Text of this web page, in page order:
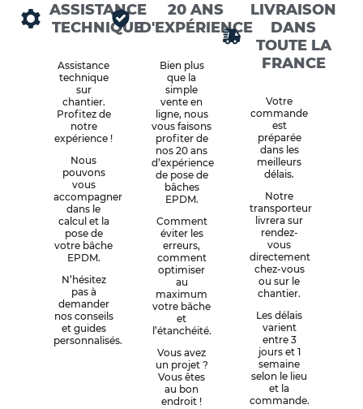
ASSISTANCE
TECHNIQUE
Assistance
technique
sur
chantier.
Profitez de
notre
expérience !
Nous
pouvons
vous
accompagner
dans le
calcul et la
pose de
votre bâche
EPDM.
N’hésitez
pas à
demander
nos conseils
et guides
personnalisés.
20 ANS
D'EXPÉRIENCE
Bien plus
que la
simple
vente en
ligne, nous
vous faisons
profiter de
nos 20 ans
d’expérience
de pose de
bâches
EPDM.
Comment
éviter les
erreurs,
comment
optimiser
au
maximum
votre bâche
et
l’étanchéité.
Vous avez
un projet ?
Vous êtes
au bon
endroit !
LIVRAISON
DANS
TOUTE LA
FRANCE
Votre
commande
est
préparée
dans les
meilleurs
délais.
Notre
transporteur
livrera sur
rendez-
vous
directement
chez-vous
ou sur le
chantier.
Les délais
varient
entre 3
jours et 1
semaine
selon le lieu
et la
commande.